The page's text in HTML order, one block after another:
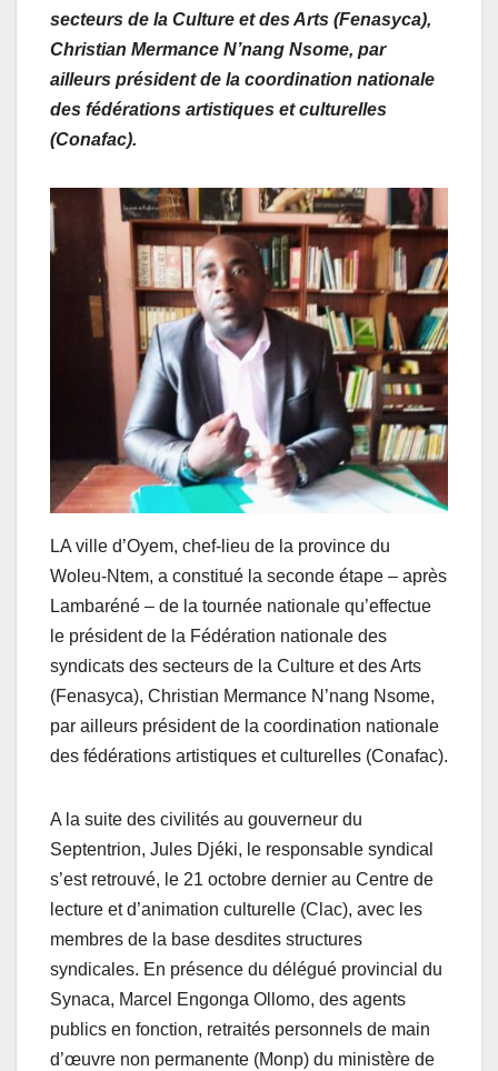
secteurs de la Culture et des Arts (Fenasyca),
Christian Mermance N’nang Nsome, par
ailleurs président de la coordination nationale
des fédérations artistiques et culturelles
(Conafac).
LA ville d’Oyem, chef-lieu de la province du
Woleu-Ntem, a constitué la seconde étape – après
Lambaréné – de la tournée nationale qu’effectue
le président de la Fédération nationale des
syndicats des secteurs de la Culture et des Arts
(Fenasyca), Christian Mermance N’nang Nsome,
par ailleurs président de la coordination nationale
des fédérations artistiques et culturelles (Conafac).
A la suite des civilités au gouverneur du
Septentrion, Jules Djéki, le responsable syndical
s’est retrouvé, le 21 octobre dernier au Centre de
lecture et d’animation culturelle (Clac), avec les
membres de la base desdites structures
syndicales. En présence du délégué provincial du
Synaca, Marcel Engonga Ollomo, des agents
publics en fonction, retraités personnels de main
d’œuvre non permanente (Monp) du ministère de